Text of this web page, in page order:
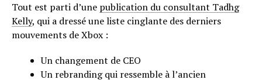
Tout est parti d’une publication du consultant Tadhg
Kelly, qui a dressé une liste cinglante des derniers
mouvements de Xbox :
Un changement de CEO
Un rebranding qui ressemble à l’ancien